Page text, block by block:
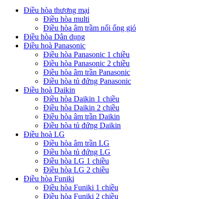
Điều hòa thương mại
Điều hòa multi
Điều hòa âm trầm nối ống gió
Điều hòa Dân dụng
Điều hoà Panasonic
Điều hòa Panasonic 1 chiều
Điều hòa Panasonic 2 chiều
Điều hòa âm trần Panasonic
Điều hòa tủ đứng Panasonic
Điều hoà Daikin
Điều hòa Daikin 1 chiều
Điều hòa Daikin 2 chiều
Điều hòa âm trần Daikin
Điều hòa tủ đứng Daikin
Điều hoà LG
Điều hòa âm trần LG
Điều hòa tủ đứng LG
Điều hòa LG 1 chiều
Điều hòa LG 2 chiều
Điều hòa Funiki
Điều hòa Funiki 1 chiều
Điều hòa Funiki 2 chiều